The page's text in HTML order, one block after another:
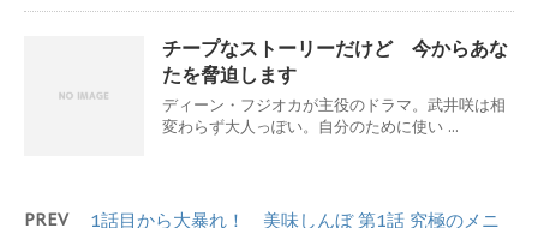
チープなストーリーだけど 今からあな
たを脅迫します
ディーン・フジオカが主役のドラマ。武井咲は相
変わらず大人っぽい。自分のために使い ...
PREV 1話目から大暴れ！ 美味しんぼ 第1話 究極のメニ